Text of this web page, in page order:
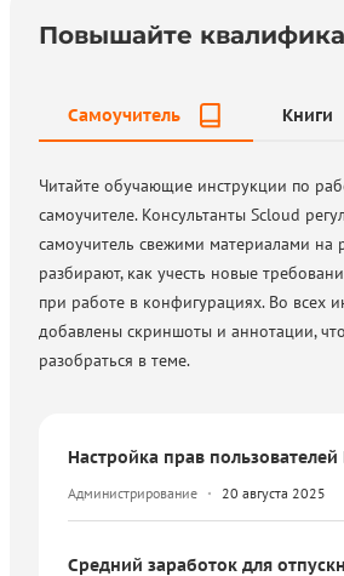
Повышайте
Самоучитель Книги
Читайте обучающие инструкции по
самоучителе. Консультанты Scloud
самоучитель свежими материалами на
разбирают, как учесть новые
при работе в конфигурациях. Во всех
добавлены скриншоты и аннотации,
разобраться в теме.
Настройка прав
Администрирование 20 августа 2025
Средний заработок для